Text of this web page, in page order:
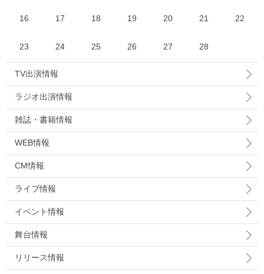
16 17 18 19 20 21 22
23 24 25 26 27 28
TV出演情報
ラジオ出演情報
雑誌・書籍情報
WEB情報
CM情報
ライブ情報
イベント情報
舞台情報
リリース情報